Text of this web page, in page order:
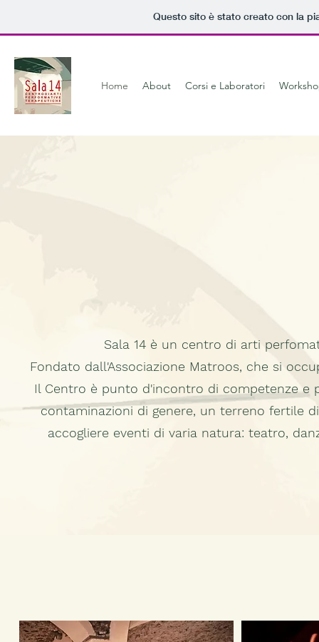
Questo sito è stato creato con la
Home About Corsi e Laboratori
Sala 14 è un centro di arti
Fondato dall'Associazione Matroos, che si
Il Centro è punto d'incontro di competenze e
contaminazioni di genere, un terreno fertile
accogliere eventi di varia natura: teatro,